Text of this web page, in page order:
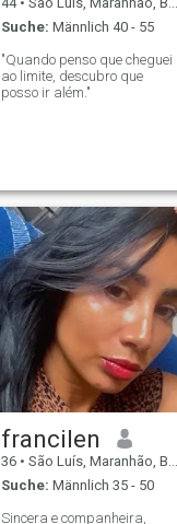
Suche: Männlich 40 - 55
"Quando penso que cheguei
ao limite, descubro que
posso ir além."
francilen
36 • São Luís, Maranhão, Brasilien
Suche: Männlich 35 - 50
Sincera e companheira,